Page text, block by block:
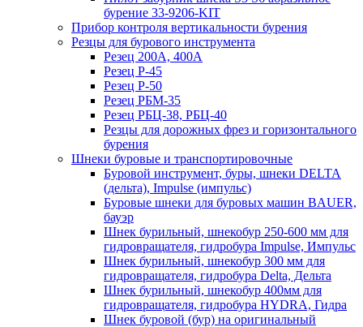
бурение 33-9206-KIT
Прибор контроля вертикальности бурения
Резцы для бурового инструмента
Резец 200А, 400А
Резец Р-45
Резец Р-50
Резец РБМ-35
Резец РБЦ-38, РБЦ-40
Резцы для дорожных фрез и горизонтального
бурения
Шнеки буровые и транспортировочные
Буровой инструмент, буры, шнеки DELTA
(дельта), Impulse (импульс)
Буровые шнеки для буровых машин BAUER,
бауэр
Шнек бурильный, шнекобур 250-600 мм для
гидровращателя, гидробура Impulse, Импульс
Шнек бурильный, шнекобур 300 мм для
гидровращателя, гидробура Delta, Дельта
Шнек бурильный, шнекобур 400мм для
гидровращателя, гидробура HYDRA, Гидра
Шнек буровой (бур) на оригинальный